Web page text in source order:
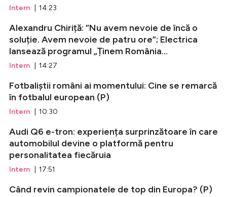
Intern | 14:23
Alexandru Chiriță: ”Nu avem nevoie de încă o
soluție. Avem nevoie de patru ore”; Electrica
lansează programul „Ținem România...
Intern | 14:27
Fotbaliștii români ai momentului: Cine se remarcă
în fotbalul european (P)
Intern | 10:30
Audi Q6 e-tron: experiența surprinzătoare în care
automobilul devine o platformă pentru
personalitatea fiecăruia
Intern | 17:51
Când revin campionatele de top din Europa? (P)